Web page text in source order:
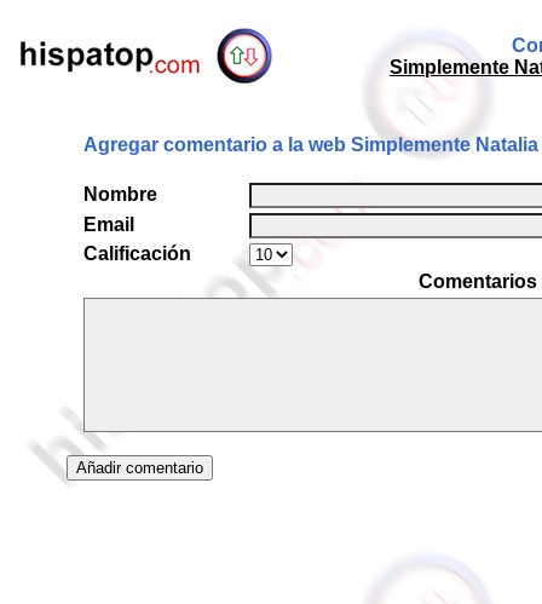
Simplemente
Agregar comentario a la web Simplemente
Nombre
Email
Calificación
Comentarios